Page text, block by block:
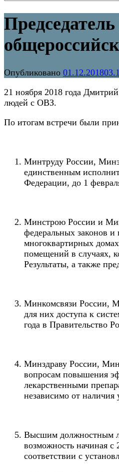
Опубликовано 01.12.2018
21 ноября 2018 года
людей с ОВЗ.
По итогам встречи были
Минтруду России,
единственным
Федерации, до 1
Минстрою России и
федеральных законов
многоквартирных
помещений в случаях,
Результаты, а также
Минкомсвязи России,
для них доступа к
года в Правительство
Минздраву России,
вопросам повышения
лекарственными
независимо от наличия
Высшим должностным
возможность начиная с
соответствии с